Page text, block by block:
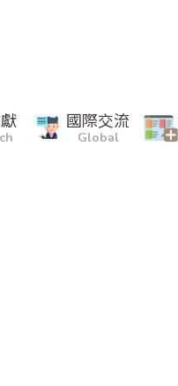
國際交流
Global